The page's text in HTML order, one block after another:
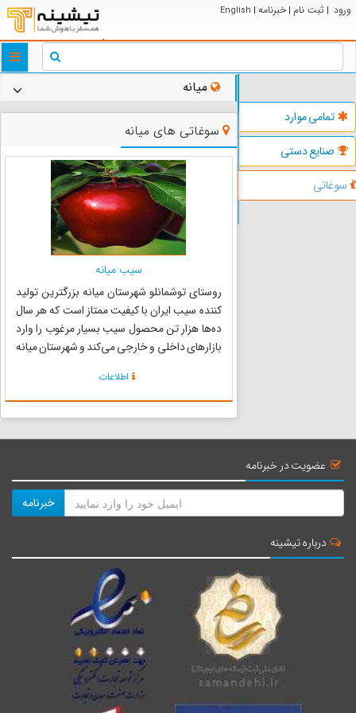
ورود | ثبت نام | خبرنامه |
English
تمامی موارد
صنایع دستی
سوغاتی
میانه
سوغاتی های میانه
سیب میانه
روستای توشمانلو شهرستان میانه بزرگترین تولید
کننده سیب ایران با کیفیت ممتاز است که هر سال
ده‌ها هزار تن محصول سیب بسیار مرغوب را وارد
بازارهای داخلی و خارجی می‌کند و شهرستان میانه
لحاظ واقع شدن در دامنه‌های رشته کوه بزقوش و
برخورداری از...
اطلاعات
عضویت در خبرنامه
خبرنامه
درباره تیشینه